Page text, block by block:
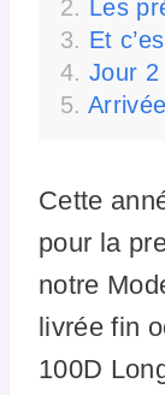
Les
Et
Jour 2
Cette
pour la
notre
livrée fin
100D